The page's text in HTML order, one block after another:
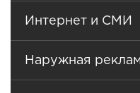
Интернет и СМИ
Наружная